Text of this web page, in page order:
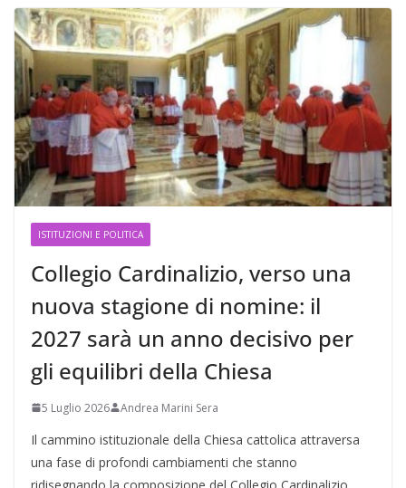
ISTITUZIONI E POLITICA
Collegio Cardinalizio, verso una
nuova stagione di nomine: il
2027 sarà un anno decisivo per
gli equilibri della Chiesa
5 Luglio 2026 Andrea Marini Sera
Il cammino istituzionale della Chiesa cattolica attraversa
una fase di profondi cambiamenti che stanno